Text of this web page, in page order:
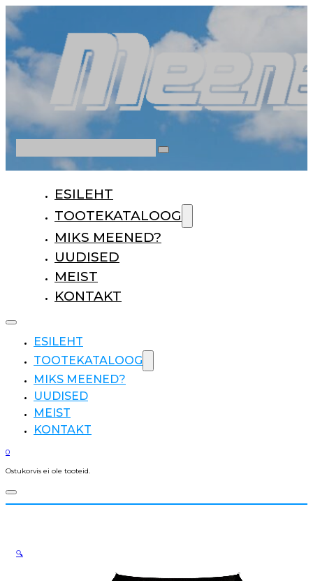
ESILEHT
TOOTEKATALOOG
MIKS MEENED?
UUDISED
MEIST
KONTAKT
ESILEHT
TOOTEKATALOOG
MIKS MEENED?
UUDISED
MEIST
KONTAKT
0
Ostukorvis ei ole tooteid.
🔍